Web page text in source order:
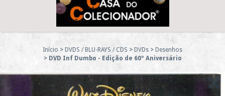
Início > DVDS / BLU-RAYS / CDS > DVDs > Desenhos
> DVD Inf Dumbo - Edição de 60º Aniversário